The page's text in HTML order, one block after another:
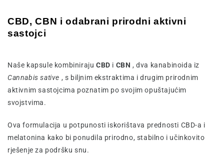
CBD, CBN i odabrani prirodni aktivni
sastojci
Naše kapsule kombiniraju CBD i CBN , dva kanabinoida iz
Cannabis sative , s biljnim ekstraktima i drugim prirodnim
aktivnim sastojcima poznatim po svojim opuštajućim
svojstvima.
Ova formulacija u potpunosti iskorištava prednosti CBD-a i
melatonina kako bi ponudila prirodno, stabilno i učinkovito
rješenje za podršku snu.